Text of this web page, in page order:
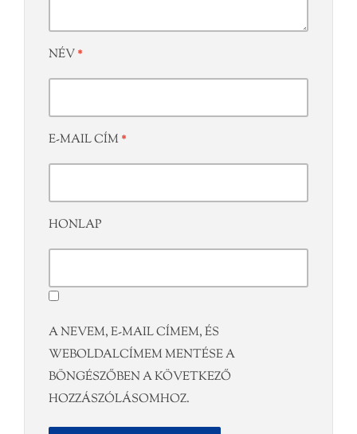
NÉV*
E-MAIL CÍM*
HONLAP
A NEVEM, E-MAIL CÍMEM, ÉS
WEBOLDALCÍMEM MENTÉSE A
BÖNGÉSZŐBEN A KÖVETKEZŐ
HOZZÁSZÓLÁSOMHOZ.